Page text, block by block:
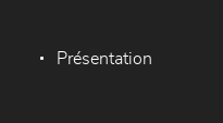
Présentation